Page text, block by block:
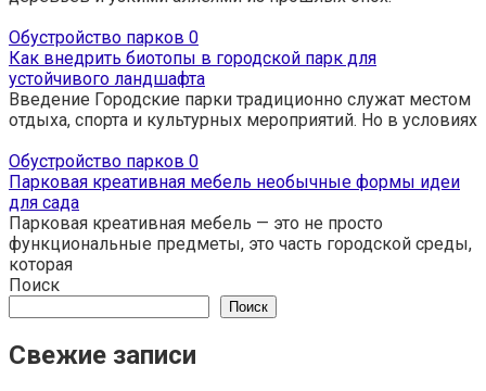
Обустройство парков 0
Как внедрить биотопы в городской парк для
устойчивого ландшафта
Введение Городские парки традиционно служат местом
отдыха, спорта и культурных мероприятий. Но в условиях
Обустройство парков 0
Парковая креативная мебель необычные формы идеи
для сада
Парковая креативная мебель — это не просто
функциональные предметы, это часть городской среды,
которая
Поиск
Поиск
Свежие записи